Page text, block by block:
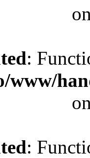
:
www/
: